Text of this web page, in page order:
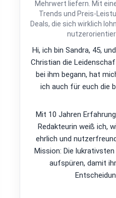
Mehrwert liefern. Mit
Trends und Preis-
Deals, die sich wirklich
Hi, ich bin Sandra, 45,
Christian die
bei ihm begann, hat
ich auch für euch die
Mit 10 Jahren
Redakteurin weiß ich,
ehrlich und
Mission: Die
aufspüren, damit